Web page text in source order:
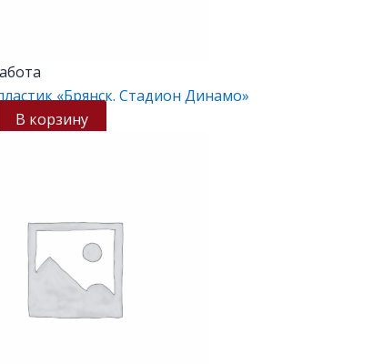
«Брянск. Стадион Динамо»
В корзину